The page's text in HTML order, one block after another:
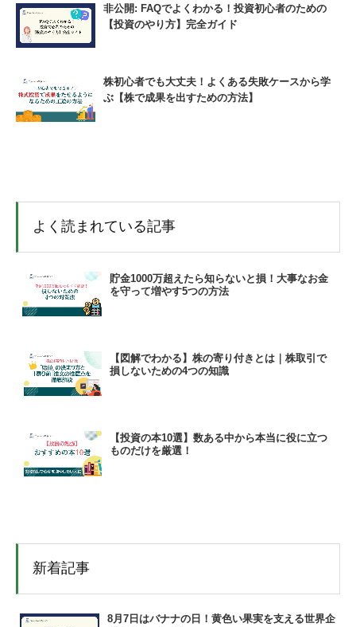
非公開: FAQでよくわかる！投資初心者のための
【投資のやり方】完全ガイド
株初心者でも大丈夫！よくある失敗ケースから学
ぶ【株で成果を出すための方法】
よく読まれている記事
貯金1000万超えたら知らないと損！大事なお金
を守って増やす5つの方法
【図解でわかる】株の寄り付きとは｜株取引で
損しないための4つの知識
【投資の本10選】数ある中から本当に役に立つ
ものだけを厳選！
新着記事
8月7日はバナナの日！黄色い果実を支える世界企